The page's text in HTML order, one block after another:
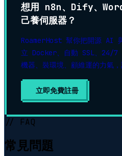
想用 n8n、Dify、
己養伺服器？
RoamerHost 幫你把開源 AI
立 Docker、自動 SSL、24/7
機器、裝環境、顧維運的力氣，
立即免費註冊
// FAQ
常見問題